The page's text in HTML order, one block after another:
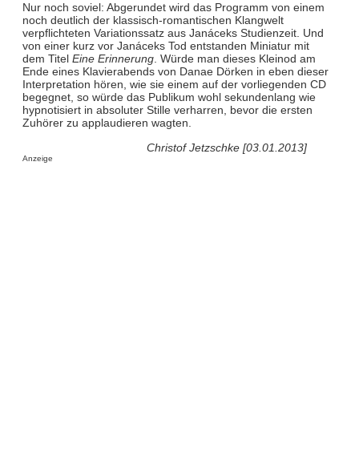
Nur noch soviel: Abgerundet wird das Programm von einem
noch deutlich der klassisch-romantischen Klangwelt
verpflichteten Variationssatz aus Janáceks Studienzeit. Und
von einer kurz vor Janáceks Tod entstanden Miniatur mit
dem Titel Eine Erinnerung. Würde man dieses Kleinod am
Ende eines Klavierabends von Danae Dörken in eben dieser
Interpretation hören, wie sie einem auf der vorliegenden CD
begegnet, so würde das Publikum wohl sekundenlang wie
hypnotisiert in absoluter Stille verharren, bevor die ersten
Zuhörer zu applaudieren wagten.
Christof Jetzschke [03.01.2013]
Anzeige